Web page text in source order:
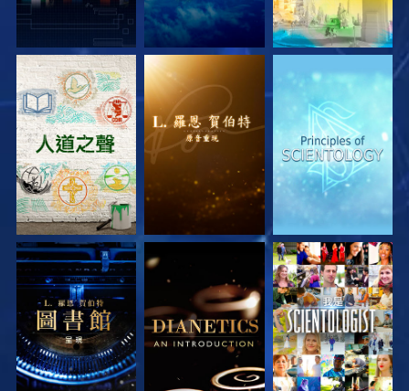
探索系列節目 探索系列節目 探索系列節目
探索系列節目 探索系列節目 觀看